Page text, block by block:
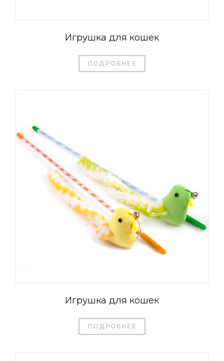
Игрушка для кошек
ПОДРОБНЕЕ
Игрушка для кошек
ПОДРОБНЕЕ